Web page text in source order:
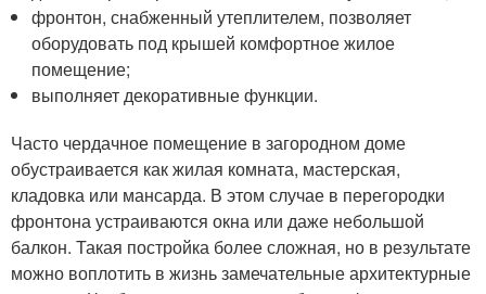
фронтон, снабженный утеплителем, позволяет
оборудовать под крышей комфортное жилое
помещение;
выполняет декоративные функции.
Часто чердачное помещение в загородном доме
обустраивается как жилая комната, мастерская,
кладовка или мансарда. В этом случае в перегородки
фронтона устраиваются окна или даже небольшой
балкон. Такая постройка более сложная, но в результате
можно воплотить в жизнь замечательные архитектурные